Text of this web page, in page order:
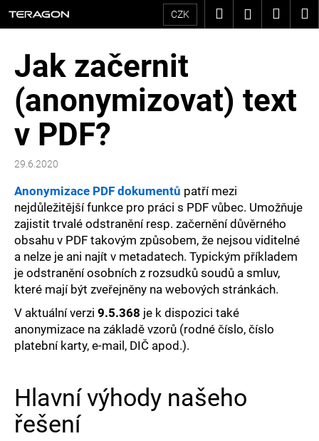
Přejít
CZK HledatPřihlášení
Jak začernit
(anonymizovat) text
v PDF?
29.6.2020
Anonymizace PDF dokumentů patří mezi
nejdůležitější funkce pro práci s PDF vůbec. Umožňuje
zajistit trvalé odstranění resp. začernění důvěrného
obsahu v PDF takovým způsobem, že nejsou viditelné
a nelze je ani najít v metadatech. Typickým příkladem
je odstranění osobních z rozsudků soudů a smluv,
které mají být zveřejněny na webových stránkách.
V aktuální verzi 9.5.368 je k dispozici také
anonymizace na základě vzorů (rodné číslo, číslo
platební karty, e-mail, DIČ apod.).
Hlavní výhody našeho
řešení
K
o
C
o
p
o
t
ř
e
b
u
j
e
t
e
n